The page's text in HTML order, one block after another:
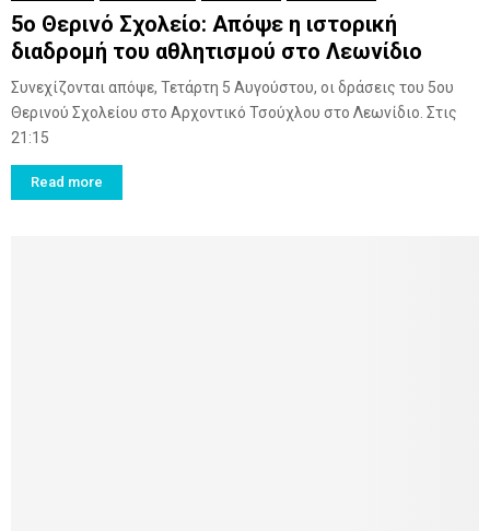
5ο Θερινό Σχολείο: Απόψε η ιστορική
διαδρομή του αθλητισμού στο Λεωνίδιο
Συνεχίζονται απόψε, Τετάρτη 5 Αυγούστου, οι δράσεις του 5ου
Θερινού Σχολείου στο Αρχοντικό Τσούχλου στο Λεωνίδιο. Στις
21:15
Read more